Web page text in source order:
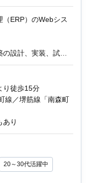
＊ー
しています。
躍中です。
（ERP）のWebシス
設計、実装、試験
、JavaScript
り徒歩15分
線／堺筋線「南森町
り
20～30代活躍中